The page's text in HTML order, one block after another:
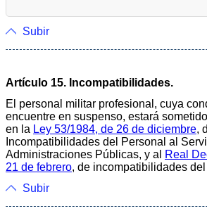
Subir
Artículo 15. Incompatibilidades.
El personal militar profesional, cuya
encuentre en suspenso, estará
en la Ley 53/1984, de 26 de diciembre,
Incompatibilidades del Personal al
Administraciones Públicas, y al
Real
21 de febrero, de incompatibilidades
Subir